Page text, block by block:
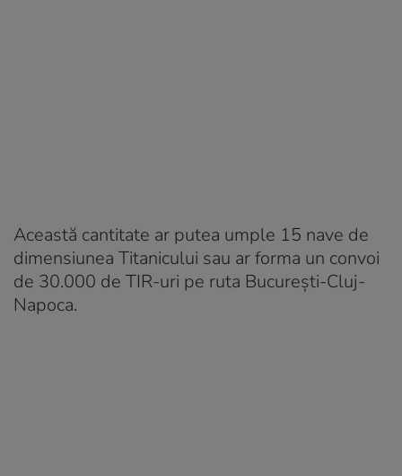
Această cantitate ar putea umple 15 nave de
dimensiunea Titanicului sau ar forma un convoi
de 30.000 de TIR-uri pe ruta București-Cluj-
Napoca.